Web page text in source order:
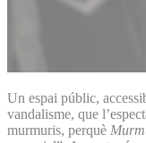
Un espai públic,
vandalisme, que
murmuris, perquè